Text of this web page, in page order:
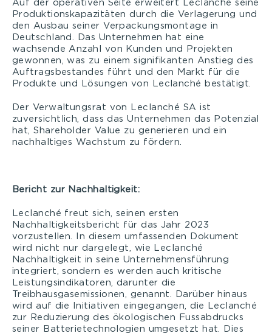
Auf der operativen Seite erweitert Leclanché seine
Produktionskapazitäten durch die Verlagerung und
den Ausbau seiner Verpackungsmontage in
Deutschland. Das Unternehmen hat eine
wachsende Anzahl von Kunden und Projekten
gewonnen, was zu einem signifikanten Anstieg des
Auftragsbestandes führt und den Markt für die
Produkte und Lösungen von Leclanché bestätigt.
Der Verwaltungsrat von Leclanché SA ist
zuversichtlich, dass das Unternehmen das Potenzial
hat, Shareholder Value zu generieren und ein
nachhaltiges Wachstum zu fördern.
Bericht zur Nachhaltigkeit:
Leclanché freut sich, seinen ersten
Nachhaltigkeitsbericht für das Jahr 2023
vorzustellen. In diesem umfassenden Dokument
wird nicht nur dargelegt, wie Leclanché
Nachhaltigkeit in seine Unternehmensführung
integriert, sondern es werden auch kritische
Leistungsindikatoren, darunter die
Treibhausgasemissionen, genannt. Darüber hinaus
wird auf die Initiativen eingegangen, die Leclanché
zur Reduzierung des ökologischen Fussabdrucks
seiner Batterietechnologien umgesetzt hat. Dies